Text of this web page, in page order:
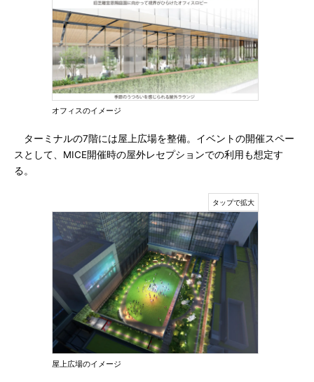
オフィスのイメージ
ターミナルの7階には屋上広場を整備。イベントの開催スペー
スとして、MICE開催時の屋外レセプションでの利用も想定す
る。
屋上広場のイメージ